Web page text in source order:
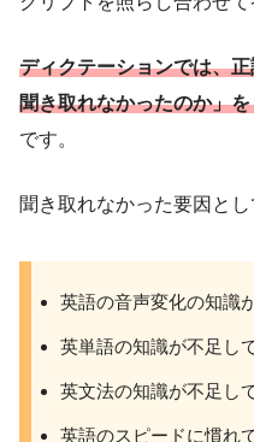
ディクテーションでは、
聞き取れなかったのか」
です。
聞き取れなかった要因とし
英語の音声変化の知識
英単語の知識が不足し
英文法の知識が不足し
英語のスピードに慣れ